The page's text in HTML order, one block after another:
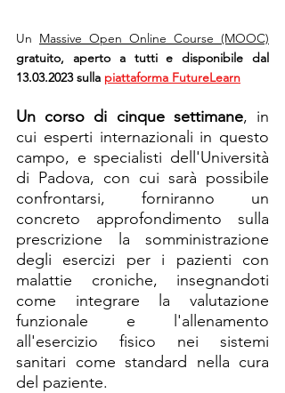
Un Massive Open Online Course (MOOC)
gratuito, aperto a tutti e disponibile dal
13.03.2023 sulla piattaforma FutureLearn
Un corso di cinque settimane, in
cui esperti internazionali in questo
campo, e specialisti dell'Università
di Padova, con cui sarà possibile
confrontarsi, forniranno un
concreto approfondimento sulla
prescrizione la somministrazione
degli esercizi per i pazienti con
malattie croniche, insegnandoti
come integrare la valutazione
funzionale e l'allenamento
all'esercizio fisico nei sistemi
sanitari come standard nella cura
del paziente.